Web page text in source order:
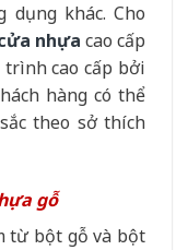
dụng khác. Cho
nhựa cao cấp
trình cao cấp bởi
hàng có thể
theo sở thích
gỗ
từ bột gỗ và bột